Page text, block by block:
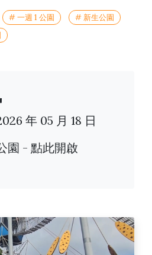
# 一週 1 公園
# 新生公園
年 05 月 18 日
園 - 點此開啟